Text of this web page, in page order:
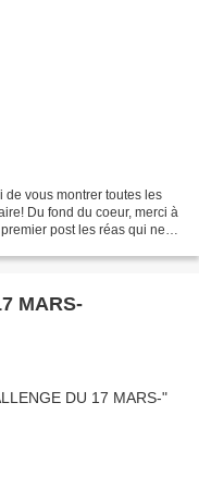
de vous montrer toutes les
Du fond du coeur, merci à
post les réas qui ne
MARS-